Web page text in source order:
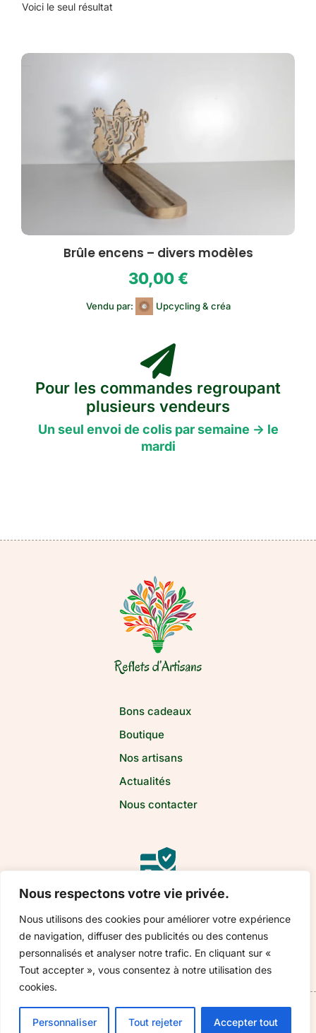
Nous respectons votre vie privée.
Nous utilisons des cookies pour améliorer votre expérience
de navigation, diffuser des publicités ou des contenus
personnalisés et analyser notre trafic. En cliquant sur «
Tout accepter », vous consentez à notre utilisation des
cookies.
Personnaliser Tout rejeter Accepter tout
Voici le seul résultat
Brûle encens – divers modèles
30,00€
Vendu par: Upcycling & créa
Pour les commandes regroupant
plusieurs vendeurs
Un seul envoi de colis par semaine -> le
mardi
Bons cadeaux
Boutique
Nos artisans
Actualités
Nous contacter
sécurisé
de confidentialité-CGV - CGU